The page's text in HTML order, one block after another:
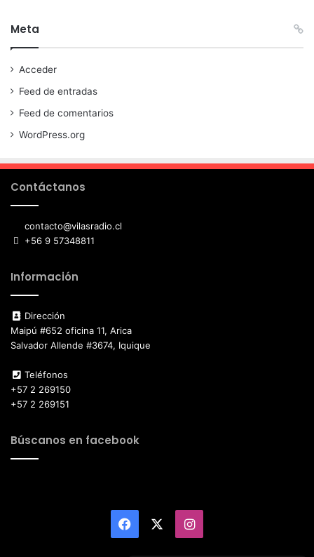
Meta
Acceder
Feed de entradas
Feed de comentarios
WordPress.org
Contáctanos
contacto@vilasradio.cl
+56 9 57348811
Información
Dirección
Maipú #652 oficina 11, Arica
Salvador Allende #3674, Iquique
Teléfonos
+57 2 269150
+57 2 269151
Búscanos en facebook
Facebook Instagram